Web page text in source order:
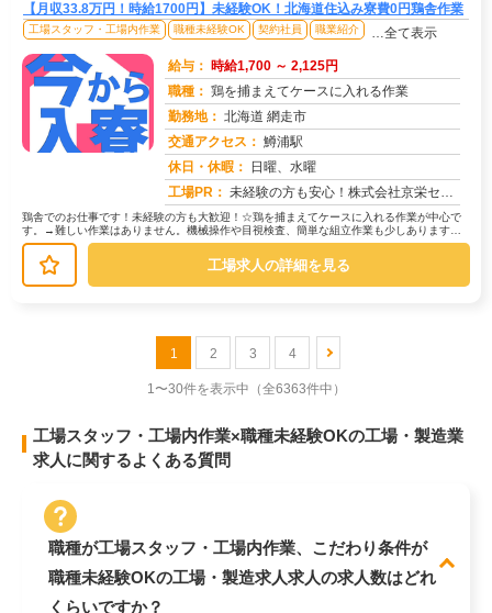
【月収33.8万円！時給1700円】未経験OK！北海道住込み寮費0円鶏舎作業
工場スタッフ・工場内作業 職種未経験OK 契約社員 職業紹介 …全て表示
給与： 時給1,700 ～ 2,125円
職種： 鶏を捕まえてケースに入れる作業
勤務地： 北海道 網走市
交通アクセス： 鱒浦駅
休日・休暇：
日曜、水曜
工場PR： 未経験の方も安心！株式会社京栄センターで新しい一歩を踏み出してみませんか？☆充実の寮生活で心強いスタートを！→ ワ...
鶏舎でのお仕事です！未経験の方も大歓迎！☆鶏を捕まえてケースに入れる作業が中心で
す。→難しい作業はありません。機械操作や目視検査、簡単な組立作業も少しあります。
☆履歴書不要！学歴・経験不問！→「...
工場求人の詳細を見る
1 2 3 4
1〜30件を表示中 （全6363件中）
工場スタッフ・工場内作業×職種未経験OKの工場・製造業
求人に関するよくある質問
職種が工場スタッフ・工場内作業、こだわり条件が
職種未経験OKの工場・製造求人求人の求人数はどれ
くらいですか？